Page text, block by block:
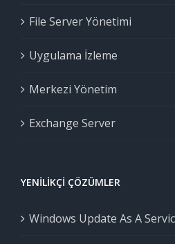
File Server Yönetimi
Uygulama İzleme
Merkezi Yönetim
Exchange Server
YENILIKÇI ÇÖZÜMLER
Windows Update As A